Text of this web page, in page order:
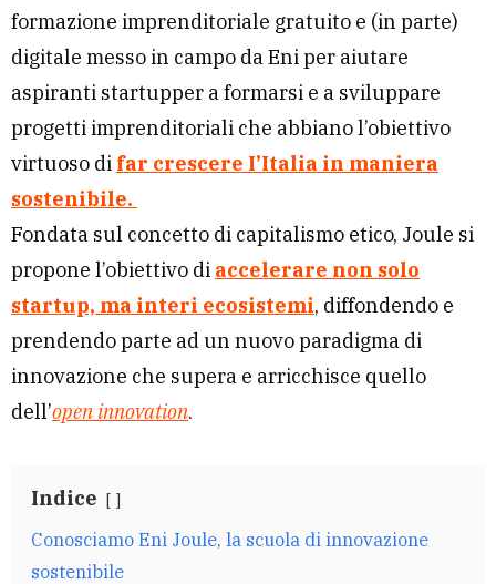
formazione imprenditoriale gratuito e (in parte)
digitale messo in campo da Eni per aiutare
aspiranti startupper a formarsi e a sviluppare
progetti imprenditoriali che abbiano l’obiettivo
virtuoso di far crescere I’Italia in maniera
sostenibile.
Fondata sul concetto di capitalismo etico, Joule si
propone l’obiettivo di accelerare non solo
startup, ma interi ecosistemi, diffondendo e
prendendo parte ad un nuovo paradigma di
innovazione che supera e arricchisce quello
dell’open innovation.
Indice
Conosciamo Eni Joule, la scuola di innovazione
sostenibile